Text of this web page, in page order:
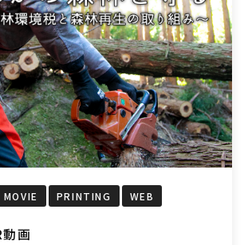
MOVIE PRINTING WEB
画